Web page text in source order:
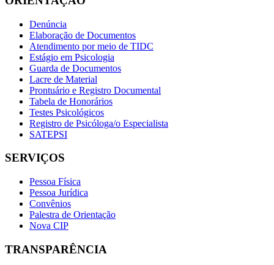
Denúncia
Elaboração de Documentos
Atendimento por meio de TIDC
Estágio em Psicologia
Guarda de Documentos
Lacre de Material
Prontuário e Registro Documental
Tabela de Honorários
Testes Psicológicos
Registro de Psicóloga/o Especialista
SATEPSI
SERVIÇOS
Pessoa Física
Pessoa Jurídica
Convênios
Palestra de Orientação
Nova CIP
TRANSPARÊNCIA